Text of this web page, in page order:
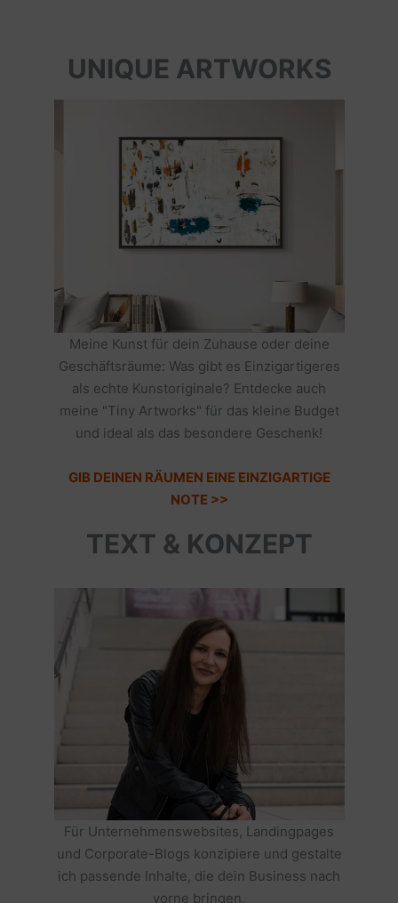
UNIQUE ARTWORKS
Meine Kunst für dein Zuhause oder deine
Geschäftsräume: Was gibt es Einzigartigeres
als echte Kunstoriginale? Entdecke auch
meine "Tiny Artworks" für das kleine Budget
und ideal als das besondere Geschenk!
GIB DEINEN RÄUMEN EINE EINZIGARTIGE
NOTE >>
TEXT & KONZEPT
Für Unternehmenswebsites, Landingpages
und Corporate-Blogs konzipiere und gestalte
ich passende Inhalte, die dein Business nach
vorne bringen.